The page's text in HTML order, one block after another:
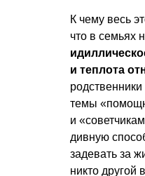
К чему весь
что в семьях
и теплота
родственники
темы
и
дивную
задевать за
никто другой